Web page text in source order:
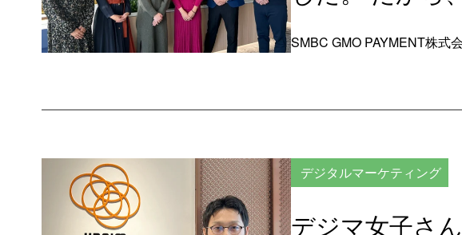
SMBC GMO PAYMENT株式
デジタルマーケティング
デジマ女子さ